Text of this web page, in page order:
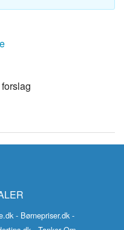
- Børnepriser.dk -